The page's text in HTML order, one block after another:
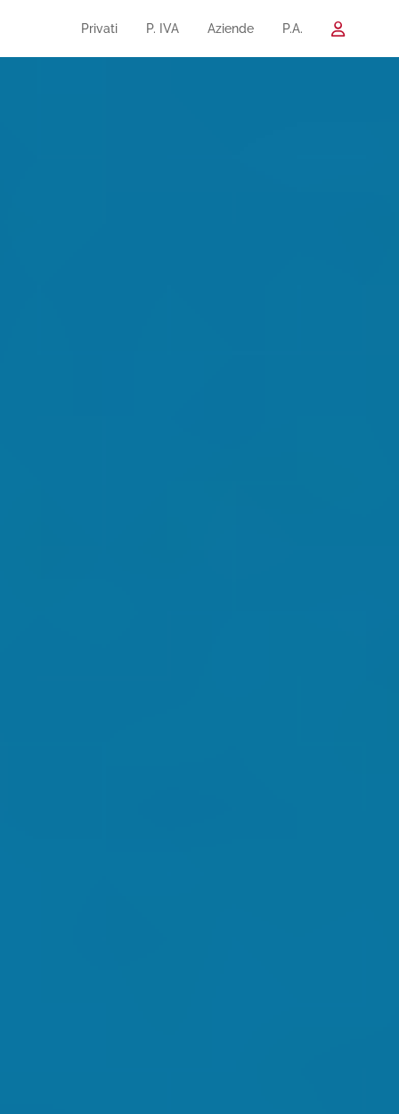
Privati P. IVA Aziende P.A.